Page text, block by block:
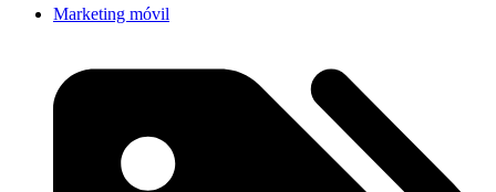
Marketing móvil